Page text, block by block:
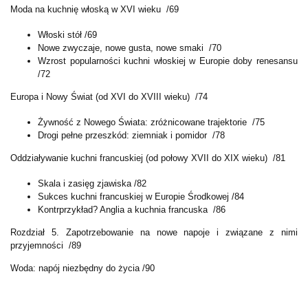
Moda na kuchnię włoską w XVI wieku /69
Włoski stół /69
Nowe zwyczaje, nowe gusta, nowe smaki /70
Wzrost popularności kuchni włoskiej w Europie doby renesansu
/72
Europa i Nowy Świat (od XVI do XVIII wieku) /74
Żywność z Nowego Świata: zróżnicowane trajektorie /75
Drogi pełne przeszkód: ziemniak i pomidor /78
Oddziaływanie kuchni francuskiej (od połowy XVII do XIX wieku) /81
Skala i zasięg zjawiska /82
Sukces kuchni francuskiej w Europie Środkowej /84
Kontrprzykład? Anglia a kuchnia francuska /86
Rozdział 5. Zapotrzebowanie na nowe napoje i związane z nimi
przyjemności /89
Woda: napój niezbędny do życia /90